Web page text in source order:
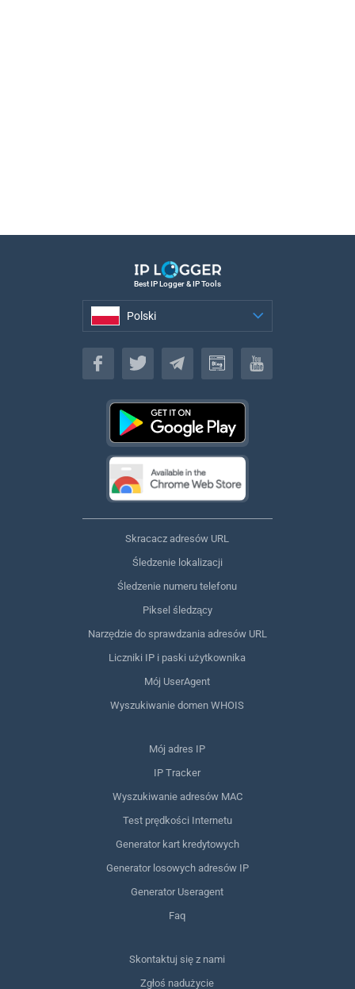
Best IP Logger & IP Tools
Polski
Polski
Skracacz adresów URL
Śledzenie lokalizacji
Śledzenie numeru telefonu
Piksel śledzący
Narzędzie do sprawdzania adresów URL
Liczniki IP i paski użytkownika
Mój UserAgent
Wyszukiwanie domen WHOIS
Mój adres IP
IP Tracker
Wyszukiwanie adresów MAC
Test prędkości Internetu
Generator kart kredytowych
Generator losowych adresów IP
Generator Useragent
Faq
Skontaktuj się z nami
Zgłoś nadużycie